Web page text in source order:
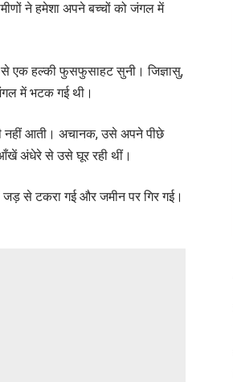
ने हमेशा अपने बच्चों को जंगल में
एक हल्की फुसफुसाहट सुनी। जिज्ञासु,
में भटक गई थी।
नहीं आती। अचानक, उसे अपने पीछे
अंधेरे से उसे घूर रही थीं।
से टकरा गई और जमीन पर गिर गई।